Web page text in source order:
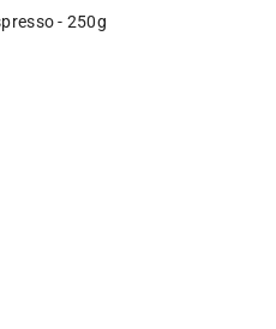
- 250g